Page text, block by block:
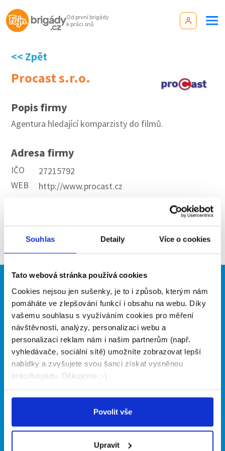
Souhlas Detaily Více o cookies
Tato webová stránka používá cookies
Cookies nejsou jen sušenky, je to i způsob, kterým nám
pomáháte ve zlepšování funkcí i obsahu na webu. Díky
vašemu souhlasu s využíváním cookies pro měření
návštěvnosti, analýzy, personalizaci webu a
personalizaci reklam nám i našim partnerům (např.
vyhledávače, sociální sítě) umožníte zobrazovat lepší
nabídky a zvyšujete svou šanci získat vysněnou
práci/brigádu. Děkujeme :-)
Povolit vše
Upravit
Od první brigády
k práci snů
<< Zpět
Procast s.r.o.
Popis firmy
Agentura hledající komparzisty do filmů.
Adresa firmy
IČO
27215792
WEB
http://www.procast.cz
Firma nyní nemá žádné volné pozice. Zkuste to
prosím znovu za pár dní.
Brigádníci
Články
Hledané brigády
Firmy
Vložit inzerát
Ceník
Propagace
O portálu
O nás
Statistiky pro média
Naše další projekty
Fajn brigády
INwork.cz